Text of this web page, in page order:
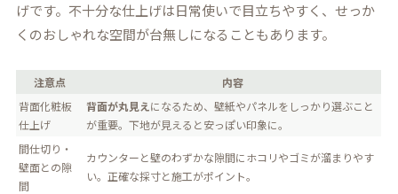
げです。不十分な仕上げは日常使いで目立ちやすく、せっか
くのおしゃれな空間が台無しになることもあります。
注意点
内容
背面化粧板
仕上げ
背面が丸見え になるため、壁紙やパネルをしっかり選ぶこと
が重要。下地が見えると安っぽい印象に。
間仕切り・
壁面との隙
間
カウンターと壁のわずかな隙間にホコリやゴミが溜まりやす
い。正確な採寸と施工がポイント。